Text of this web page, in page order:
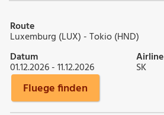
Route
Luxemburg (LUX) - Tokio (HND)
Datum
01.12.2026 - 11.12.2026
Airline
SK
Fluege finden